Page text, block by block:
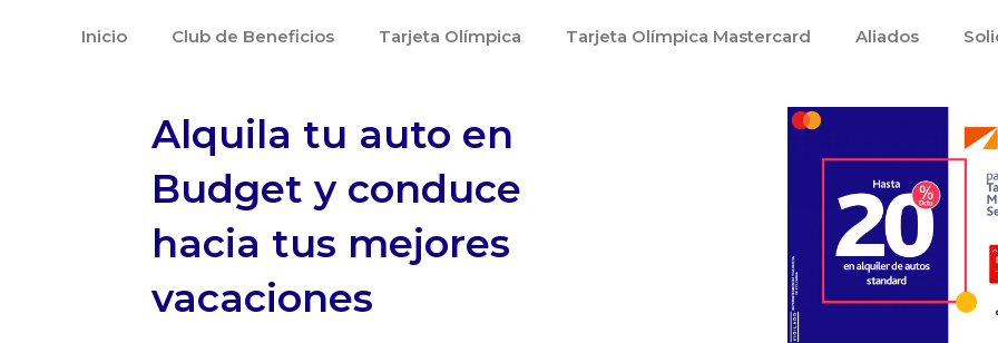
Inicio Club de Beneficios Tarjeta Olímpica Tarjeta Olímpica Mastercard Aliados
Alquila tu auto en
Budget y conduce
hacia tus mejores
vacaciones